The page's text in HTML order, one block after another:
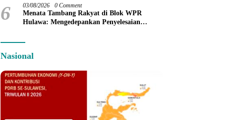
6 03/08/2026 0 Comment
Menata Tambang Rakyat di Blok WPR
Hulawa: Mengedepankan Penyelesaian
Nasional